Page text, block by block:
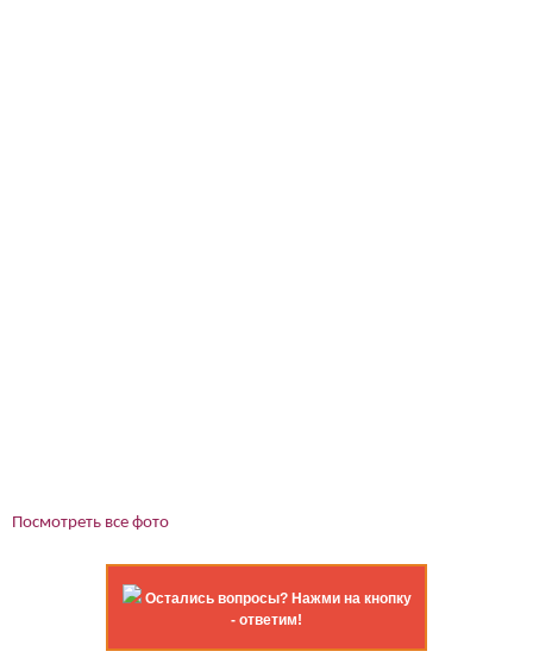
Посмотреть все фото
Остались вопросы? Нажми на кнопку
- ответим!